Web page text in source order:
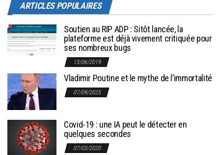
ARTICLES POPULAIRES
Soutien au RIP ADP : Sitôt lancée, la
plateforme est déjà vivement critiquée pour
ses nombreux bugs
13/06/2019
Vladimir Poutine et le mythe de l’immortalité
07/09/2025
Covid-19 : une IA peut le détecter en
quelques secondes
07/03/2020